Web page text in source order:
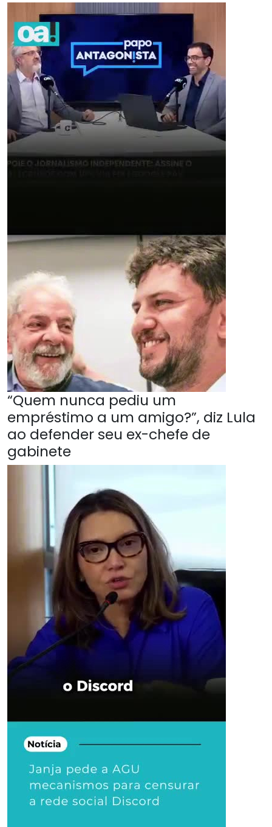
“Quem nunca pediu um
empréstimo a um amigo?”, diz Lula
ao defender seu ex-chefe de
gabinete